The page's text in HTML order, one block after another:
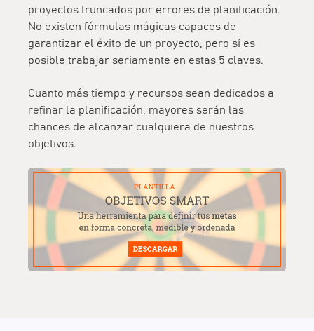
proyectos truncados por errores de planificación.
No existen fórmulas mágicas capaces de
garantizar el éxito de un proyecto, pero sí es
posible trabajar seriamente en estas 5 claves.
Cuanto más tiempo y recursos sean dedicados a
refinar la planificación, mayores serán las
chances de alcanzar cualquiera de nuestros
objetivos.